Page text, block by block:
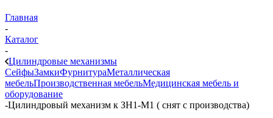
Главная
-
Каталог
-
Цилиндровые механизмы
СейфыЗамкиФурнитураМеталлическая
мебельПроизводственная мебельМедицинская мебель и
оборудование
-Цилиндровый механизм к ЗН1-М1 ( снят с производства)